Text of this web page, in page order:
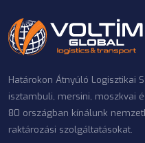
Határokon Átnyúló Logisztikai
isztambuli, mersini, moszkvai
80 országban kínálunk
raktározási szolgáltatásokat.